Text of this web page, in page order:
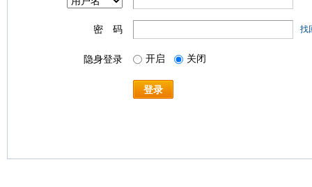
密 码 找
隐身登录 开启 关闭
登录